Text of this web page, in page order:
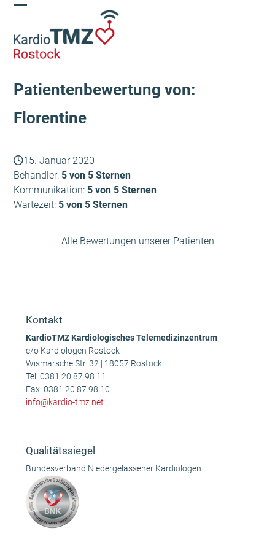
Skip
content
mobile
menu
mobile
menu
Patientenbewertung von:
Florentine
15. Januar 2020
Behandler: 5 von 5 Sternen
Kommunikation: 5 von 5 Sternen
Wartezeit: 5 von 5 Sternen
Alle Bewertungen unserer Patienten
Kontakt
KardioTMZ Kardiologisches Telemedizinzentrum
c/o Kardiologen Rostock
Wismarsche Str. 32 | 18057 Rostock
Tel:0381 20 87 98 11
Fax: 0381 20 87 98 10
info@kardio-tmz.net
Qualitätssiegel
Bundesverband Niedergelassener Kardiologen